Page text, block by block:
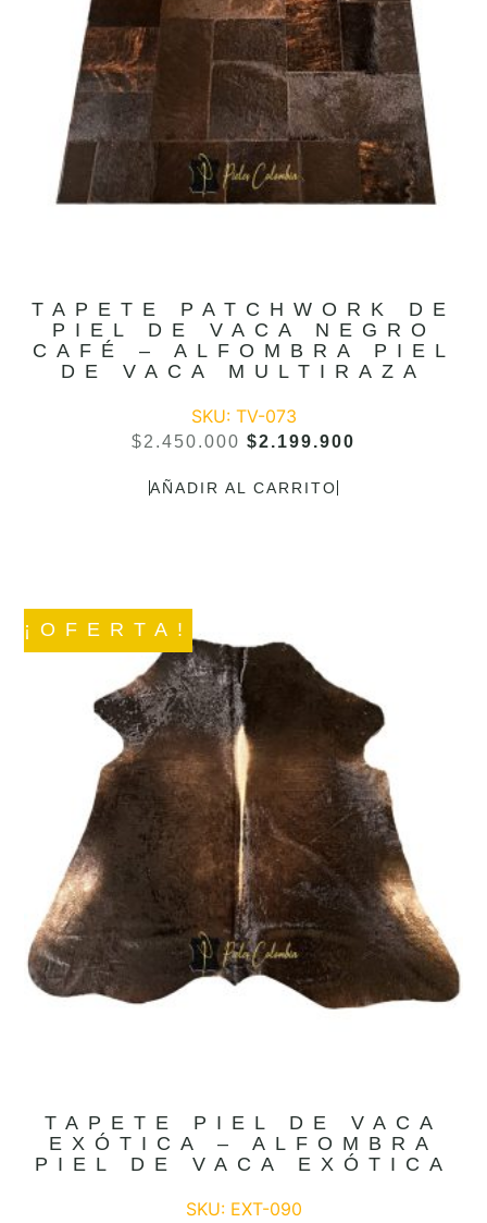
TAPETE PATCHWORK DE
PIEL DE VACA NEGRO
CAFÉ – ALFOMBRA PIEL
DE VACA MULTIRAZA
SKU: TV-073
$2.450.000 $2.199.900
AÑADIR AL CARRITO
¡OFERTA!
TAPETE PIEL DE VACA
EXÓTICA – ALFOMBRA
PIEL DE VACA EXÓTICA
SKU: EXT-090